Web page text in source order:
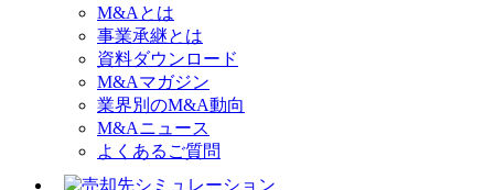
M&Aとは
事業承継とは
資料ダウンロード
M&Aマガジン
業界別のM&A動向
M&Aニュース
よくあるご質問